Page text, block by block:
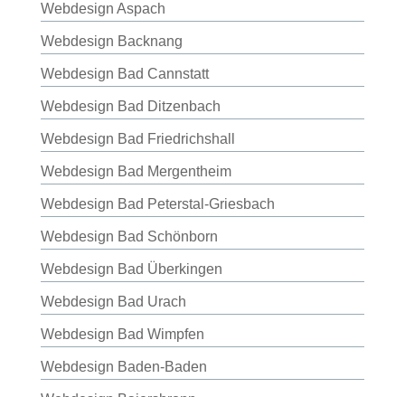
Webdesign Aspach
Webdesign Backnang
Webdesign Bad Cannstatt
Webdesign Bad Ditzenbach
Webdesign Bad Friedrichshall
Webdesign Bad Mergentheim
Webdesign Bad Peterstal-Griesbach
Webdesign Bad Schönborn
Webdesign Bad Überkingen
Webdesign Bad Urach
Webdesign Bad Wimpfen
Webdesign Baden-Baden